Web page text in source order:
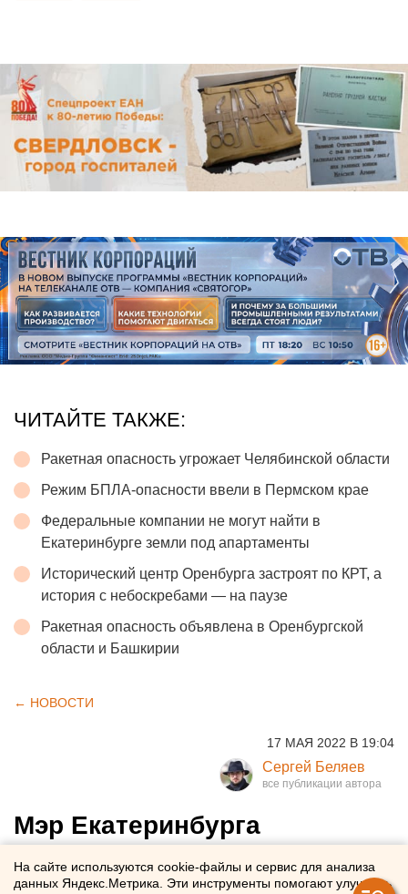
ЧИТАЙТЕ ТАКЖЕ:
Ракетная опасность угрожает Челябинской области
Режим БПЛА-опасности ввели в Пермском крае
Федеральные компании не могут найти в
Екатеринбурге земли под апартаменты
Исторический центр Оренбурга застроят по КРТ, а
история с небоскребами — на паузе
Ракетная опасность объявлена в Оренбургской
области и Башкирии
← НОВОСТИ
17 МАЯ 2022 В 19:04
Сергей Беляев
Мэр Екатеринбурга
предложил отправить на
борьбу с вандалами казаков
На сайте используются cookie-файлы и сервис для анализа
данных Яндекс.Метрика. Эти инструменты помогают улучшать